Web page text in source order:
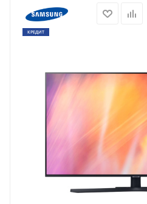
КРЕДИТ